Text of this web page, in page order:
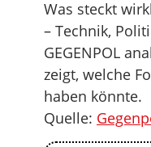
Was steckt
– Technik,
GEGENPOL
zeigt, welche
haben könnte.
Quelle: